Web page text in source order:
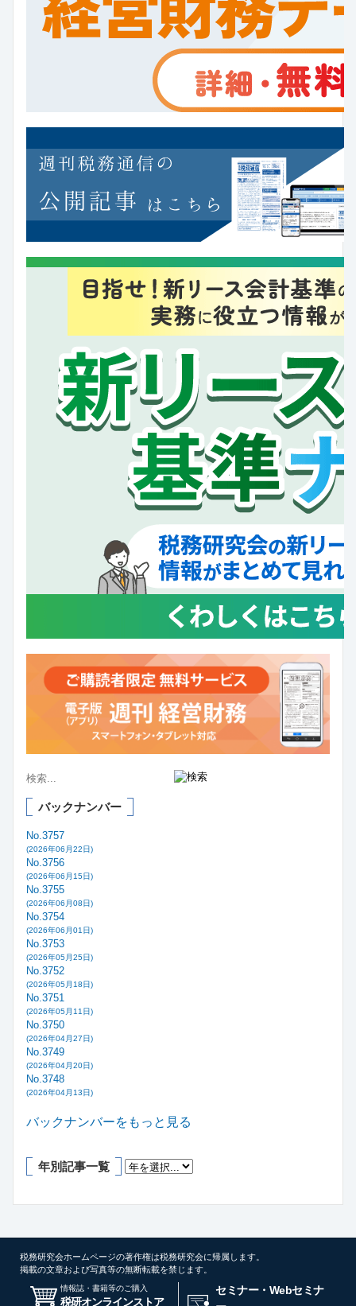
バックナンバー
No.3757
(2026年06月22日)
No.3756
(2026年06月15日)
No.3755
(2026年06月08日)
No.3754
(2026年06月01日)
No.3753
(2026年05月25日)
No.3752
(2026年05月18日)
No.3751
(2026年05月11日)
No.3750
(2026年04月27日)
No.3749
(2026年04月20日)
No.3748
(2026年04月13日)
バックナンバーをもっと見る
年別記事一覧
税務研究会ホームページの著作権は税務研究会に帰属します。
掲載の文章および写真等の無断転載を禁じます。
情報誌・書籍等のご購入
税研オンラインストア
セミナー・Webセミナ